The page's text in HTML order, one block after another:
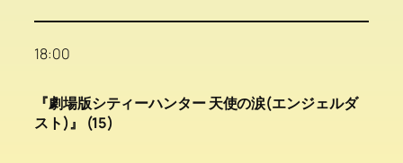
18:00
『劇場版シティーハンター 天使の涙(エンジェルダ
スト)』 (15)